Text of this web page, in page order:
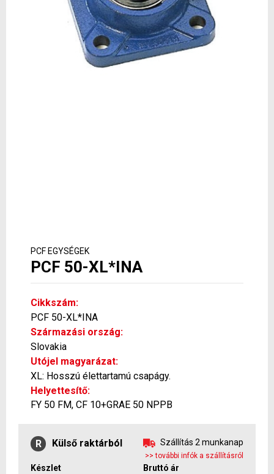
PCF EGYSÉGEK
PCF 50-XL*INA
Cikkszám:
PCF 50-XL*INA
Származási ország:
Slovakia
Utójel magyarázat:
XL: Hosszú élettartamú csapágy.
Helyettesítő:
FY 50 FM, CF 10+GRAE 50 NPPB
R Külső raktárból Szállítás 2 munkanap
>> további infók a szállításról
Készlet Bruttó ár